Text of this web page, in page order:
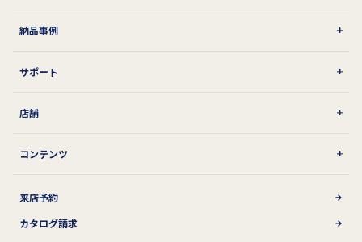
納品事例
サポート
店舗
コンテンツ
来店予約
カタログ請求